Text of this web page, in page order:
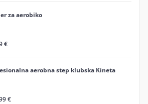
za aerobiko
€
aerobna step klubska Kineta
€